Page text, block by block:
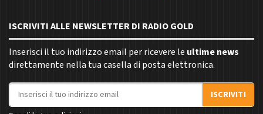
ISCRIVITI ALLE NEWSLETTER DI RADIO GOLD
Inserisci il tuo indirizzo email per ricevere le ultime news
direttamente nella tua casella di posta elettronica.
Indirizzo email
ISCRIVITI